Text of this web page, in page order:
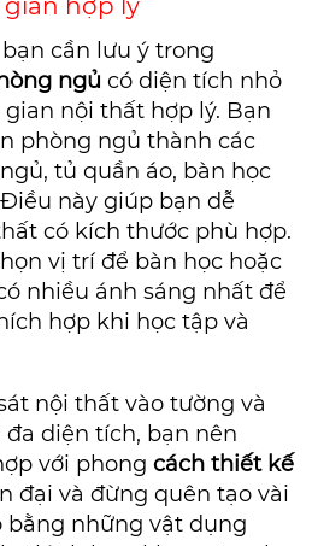
hợp lý
cần lưu ý trong
ngủ có diện tích nhỏ
nội thất hợp lý. Bạn
phòng ngủ thành các
tủ quần áo, bàn học
này giúp bạn dễ
có kích thước phù hợp.
vị trí để bàn học hoặc
nhiều ánh sáng nhất để
hợp khi học tập và
nội thất vào tường và
diện tích, bạn nên
với phong cách thiết kế
đại và đừng quên tạo vài
bằng những vật dụng